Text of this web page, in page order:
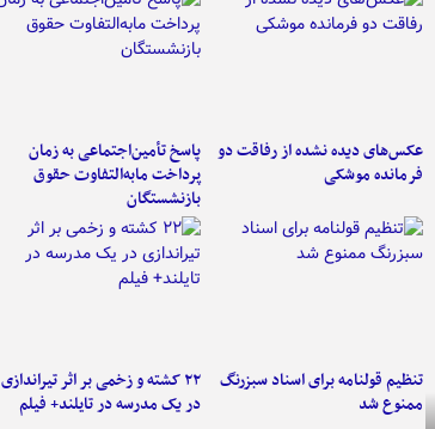
عکس‌های دیده نشده از رفاقت دو
فرمانده‌ موشکی
پاسخ تأمین‌اجتماعی به زمان
پرداخت مابه‌التفاوت حقوق
بازنشستگان
تنظیم قولنامه برای اسناد سبزرنگ
ممنوع شد
۲۲ کشته و زخمی بر اثر تیراندازی
در یک مدرسه در تایلند+ فیلم